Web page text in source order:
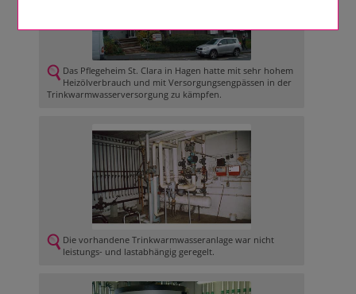
Das Pflegeheim St. Clara in Hagen hatte mit sehr hohem
Heizölverbrauch und mit Versorgungsengpässen in der
Trinkwarmwasserversorgung zu kämpfen.
Die vorhandene Trinkwarmwasseranlage war nicht
leistungs- und lastabhängig geregelt.